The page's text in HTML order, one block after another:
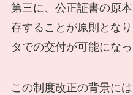
第三に、公正証書の原
存することが原則とな
タでの交付が可能になっ
この制度改正の背景に